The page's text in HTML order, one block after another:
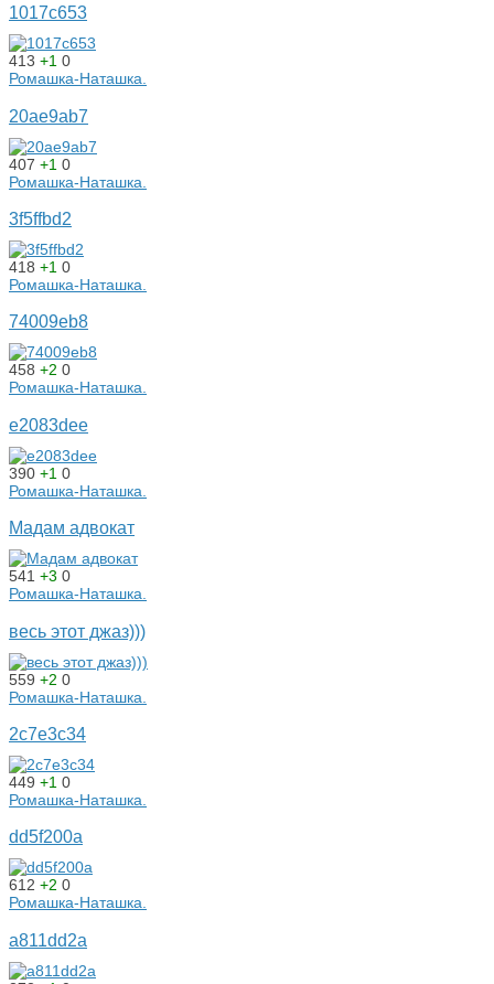
1017c653
413 +1 0
Ромашка-Наташка.
20ae9ab7
407 +1 0
Ромашка-Наташка.
3f5ffbd2
418 +1 0
Ромашка-Наташка.
74009eb8
458 +2 0
Ромашка-Наташка.
e2083dee
390 +1 0
Ромашка-Наташка.
Мадам адвокат
541 +3 0
Ромашка-Наташка.
весь этот джаз)))
559 +2 0
Ромашка-Наташка.
2c7e3c34
449 +1 0
Ромашка-Наташка.
dd5f200a
612 +2 0
Ромашка-Наташка.
a811dd2a